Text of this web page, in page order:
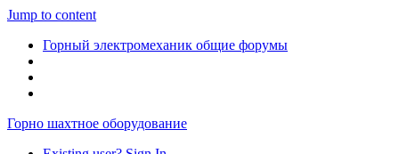
Jump to content
Горный электромеханик общие форумы
Горно шахтное оборудование